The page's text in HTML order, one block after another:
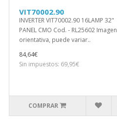
VIT70002.90
INVERTER VIT70002.90 16LAMP 32"
PANEL CMO Cod. - RL25602 Imagen
orientativa, puede variar..
84,64€
Sin impuestos: 69,95€
COMPRAR